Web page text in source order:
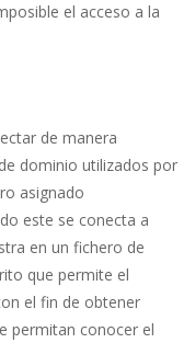
el acceso a la
de manera
dominio utilizados por
asignado
este se conecta a
en un fichero de
que permite el
el fin de obtener
permitan conocer el